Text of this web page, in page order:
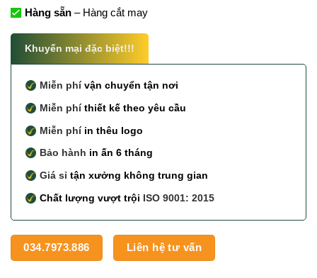
Hàng sẵn– Hàng cắt may
Khuyến mại đặc biệt!!!
Miễn phívận chuyển tận nơi
Miễn phíthiết kế theo yêu cầu
Miễn phíin thêu logo
Bảo hành in ấn 6 tháng
Giá sỉtận xưởng không trung gian
Chất lượng vượt trội ISO 9001: 2015
034.7973.886 Liên hệ tư vấn